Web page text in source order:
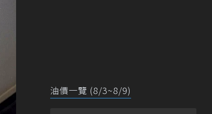
油價一覽 (8/3~8/9)